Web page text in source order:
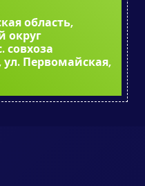
область,
округ
совхоза
ул. Первомайская,